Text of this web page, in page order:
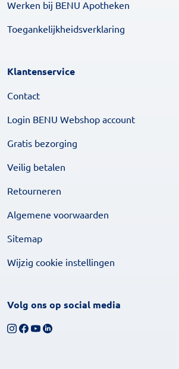
Werken bij BENU Apotheken
Toegankelijkheidsverklaring
Klantenservice
Contact
Login BENU Webshop account
Gratis bezorging
Veilig betalen
Retourneren
Algemene voorwaarden
Sitemap
Wijzig cookie instellingen
Volg ons op social media
Volg ons op Instagram
Volg ons op Facebook
Bekijk ons YouTube-kanaal
Volg ons op LinkedIn